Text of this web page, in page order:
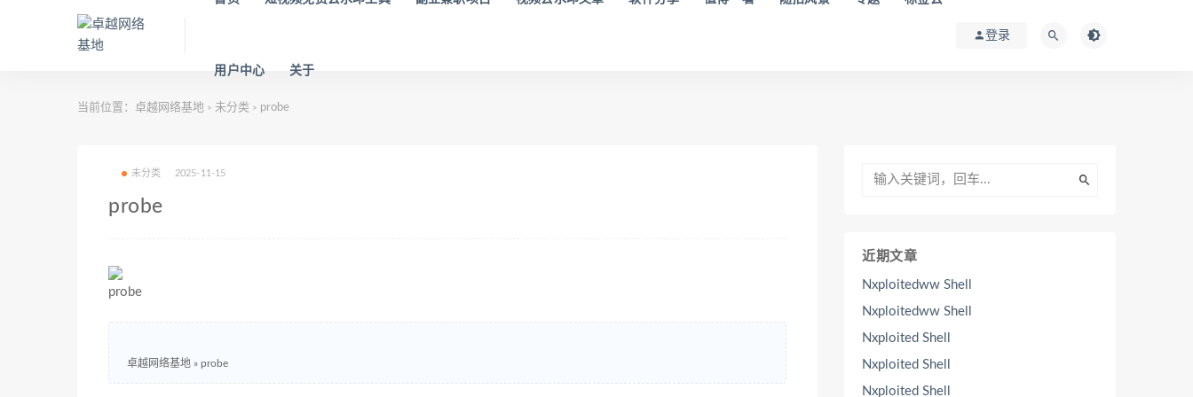
用户中心 关于
登录
当前位置： 卓越网络基地 > 未分类 > probe
未分类 2025-11-15
probe
probe
卓越网络基地 » probe
近期文章
Nxploitedww Shell
Nxploitedww Shell
Nxploited Shell
Nxploited Shell
Nxploited Shell